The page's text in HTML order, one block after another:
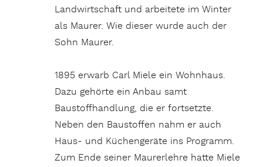
Landwirtschaft und arbeitete im Winter
als Maurer. Wie dieser wurde auch der
Sohn Maurer.
1895 erwarb Carl Miele ein Wohnhaus.
Dazu gehörte ein Anbau samt
Baustoffhandlung, die er fortsetzte.
Neben den Baustoffen nahm er auch
Haus- und Küchengeräte ins Programm.
Zum Ende seiner Maurerlehre hatte Miele